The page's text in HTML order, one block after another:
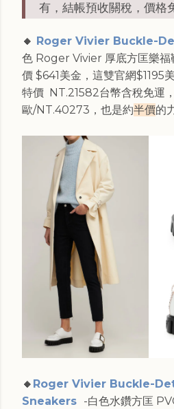
有，結帳預收關稅，價格
🔸 Roger Vivier Buckle-
色 Roger Vivier 厚底方匡樂福
價 $641美金，這雙官網$1195美
特價 NT.21582台幣含稅免運，
歐/NT.40273，也是約半價的
🔸 Roger Vivier Buckle-
Sneakers -白色水鑽方匡